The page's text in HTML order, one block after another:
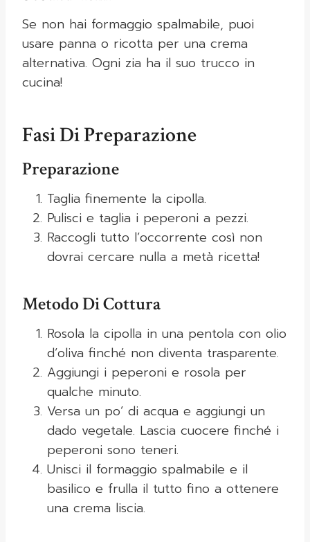
Se non hai formaggio spalmabile, puoi
usare panna o ricotta per una crema
alternativa. Ogni zia ha il suo trucco in
cucina!
Fasi Di Preparazione
Preparazione
Taglia finemente la cipolla.
Pulisci e taglia i peperoni a pezzi.
Raccogli tutto l’occorrente così non
dovrai cercare nulla a metà ricetta!
Metodo Di Cottura
Rosola la cipolla in una pentola con olio
d’oliva finché non diventa trasparente.
Aggiungi i peperoni e rosola per
qualche minuto.
Versa un po’ di acqua e aggiungi un
dado vegetale. Lascia cuocere finché i
peperoni sono teneri.
Unisci il formaggio spalmabile e il
basilico e frulla il tutto fino a ottenere
una crema liscia.